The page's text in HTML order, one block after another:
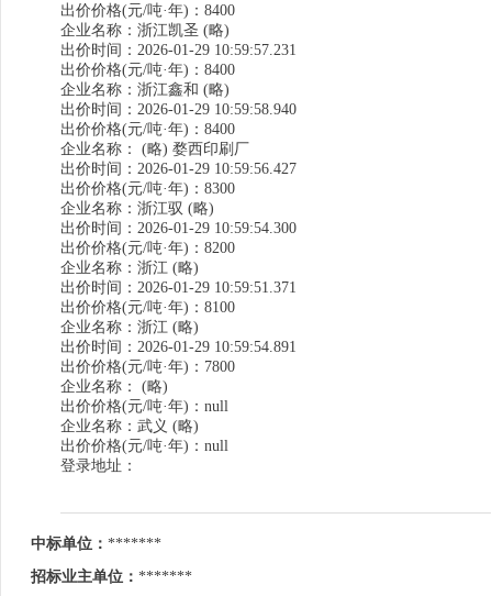
出价价格(元/吨·年)：8400
企业名称：浙江凯圣 (略)
出价时间：2026-01-29 10:59:57.231
出价价格(元/吨·年)：8400
企业名称：浙江鑫和 (略)
出价时间：2026-01-29 10:59:58.940
出价价格(元/吨·年)：8400
企业名称： (略) 婺西印刷厂
出价时间：2026-01-29 10:59:56.427
出价价格(元/吨·年)：8300
企业名称：浙江驭 (略)
出价时间：2026-01-29 10:59:54.300
出价价格(元/吨·年)：8200
企业名称：浙江 (略)
出价时间：2026-01-29 10:59:51.371
出价价格(元/吨·年)：8100
企业名称：浙江 (略)
出价时间：2026-01-29 10:59:54.891
出价价格(元/吨·年)：7800
企业名称： (略)
出价价格(元/吨·年)：null
企业名称：武义 (略)
出价价格(元/吨·年)：null
登录地址：
中标单位： *******
招标业主单位： *******